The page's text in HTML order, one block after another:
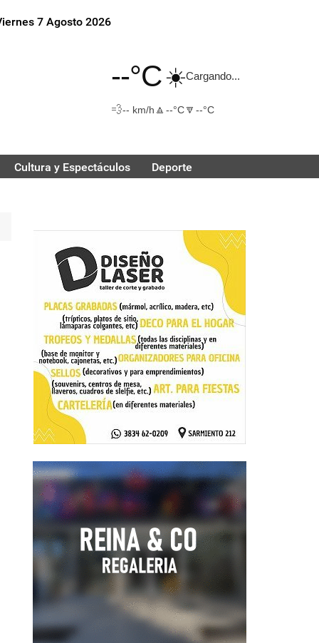
7 Agosto 2026
--°C☀️Cargando...
💨-- km/h 🔼 --°C🔽 --°C
Cultura y Espectáculos Deporte